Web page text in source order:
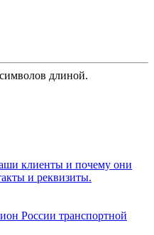
длиной.
клиенты и почему они
и реквизиты.
России транспортной